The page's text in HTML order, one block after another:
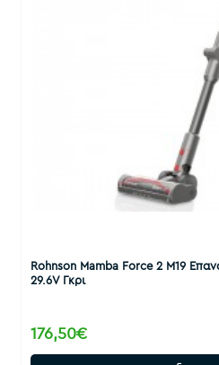
Rohnson Mamba Force 2 M19
29.6V Γκρι
176,50€